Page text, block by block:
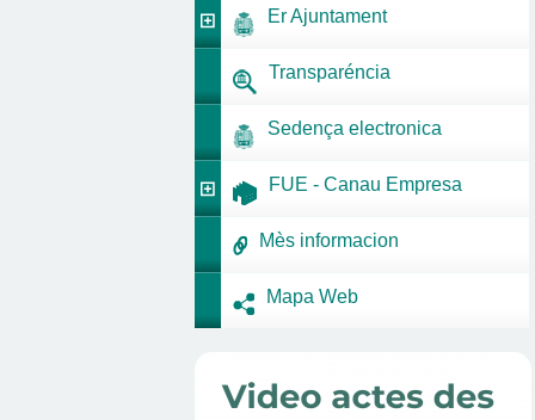
Er Ajuntament
Transparéncia
Sedença electronica
FUE - Canau Empresa
Mès informacion
Mapa Web